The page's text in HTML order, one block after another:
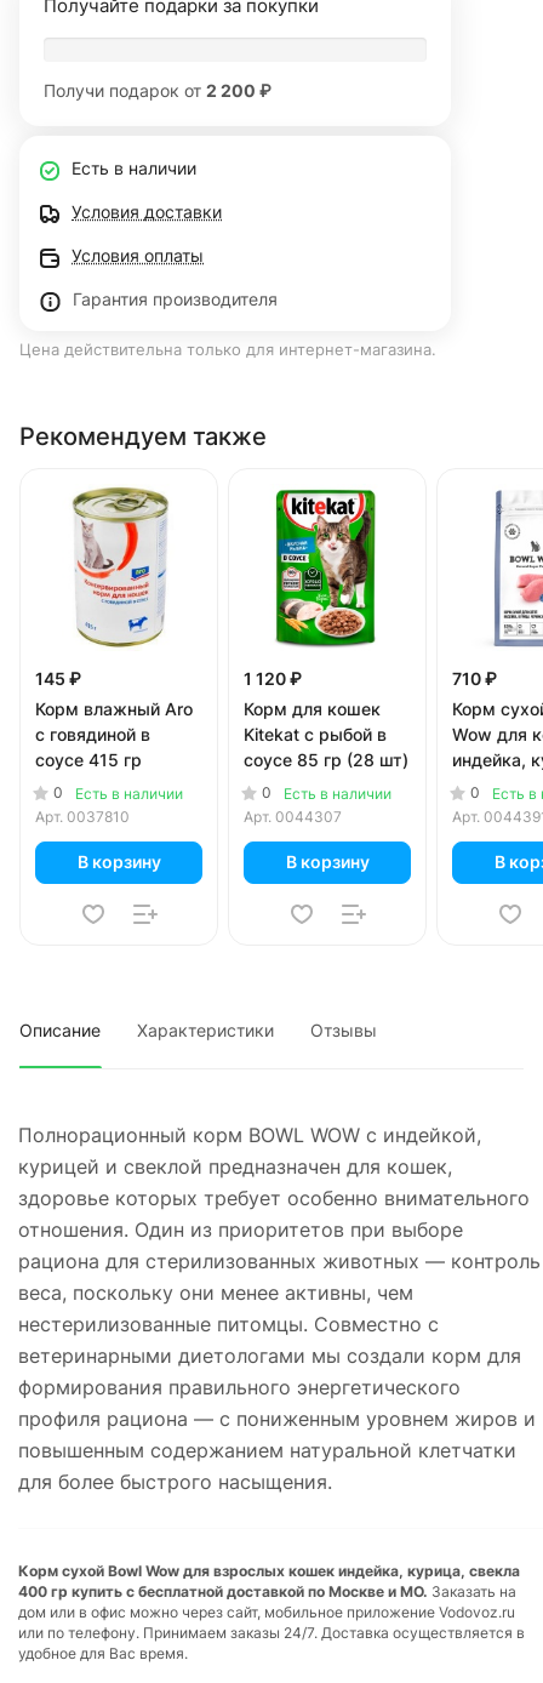
Получайте подарки за покупки
Получи подарок от 2 200 ₽
Есть в наличии
Условия доставки
Условия оплаты
Гарантия производителя
Цена действительна только для интернет-магазина.
Рекомендуем также
145 ₽
Корм влажный Aro
с говядиной в
соусе 415 гр
0
Есть в наличии
Арт. 0037810
В корзину
1 120 ₽
Корм для кошек
Kitekat с рыбой в
соусе 85 гр (28 шт)
0
Есть в наличии
Арт. 0044307
В корзину
710 ₽
Корм
Wow для
индейка,
черника
0
Есть в
Арт.
В
Описание Характеристики Отзывы
Полнорационный корм BOWL WOW с индейкой,
курицей и свеклой предназначен для кошек,
здоровье которых требует особенно внимательного
отношения. Один из приоритетов при выборе
рациона для стерилизованных животных — контроль
веса, поскольку они менее активны, чем
нестерилизованные питомцы. Совместно с
ветеринарными диетологами мы создали корм для
формирования правильного энергетического
профиля рациона — с пониженным уровнем жиров и
повышенным содержанием натуральной клетчатки
для более быстрого насыщения.
Корм сухой Bowl Wow для взрослых кошек индейка, курица, свекла
400 гр купить с бесплатной доставкой по Москве и МО. Заказать на
дом или в офис можно через сайт, мобильное приложение Vodovoz.ru
или по телефону. Принимаем заказы 24/7. Доставка осуществляется в
удобное для Вас время.